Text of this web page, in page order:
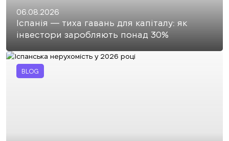
06.08.2026
Іспанія — тиха гавань для капіталу: як
інвестори заробляють понад 30%
BLOG